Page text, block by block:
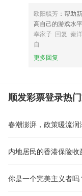
欧阳毓芳 ：帮助
高自己的游戏水平
幸家子 回复 秦
自
更多回复
顺发彩票登录热
春潮澎湃，政策暖流润
你是一个完美主义者吗